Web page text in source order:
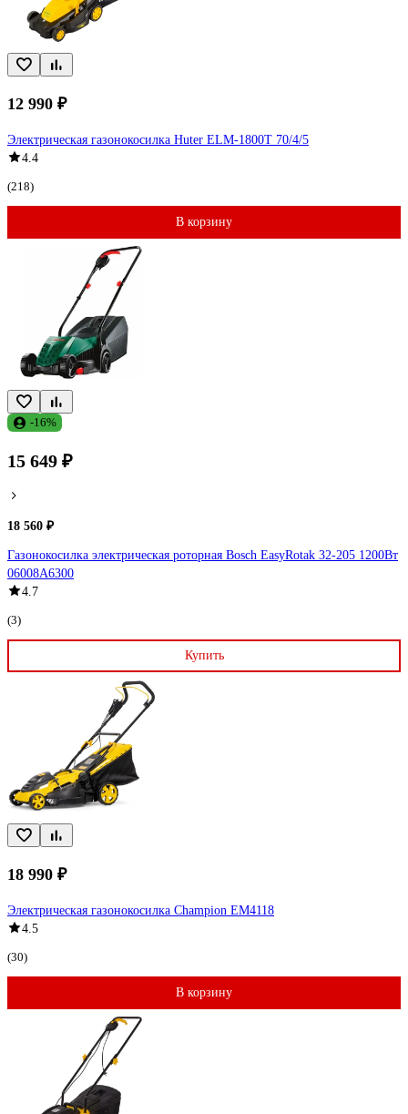
12 990 ₽
Электрическая газонокосилка Huter ELM-1800T 70/4/5
4.4
(218)
В корзину
-16%
15 649 ₽
18 560 ₽
Газонокосилка электрическая роторная Bosch EasyRotak 32-205 1200Вт
06008A6300
4.7
(3)
Купить
18 990 ₽
Электрическая газонокосилка Champion EM4118
4.5
(30)
В корзину